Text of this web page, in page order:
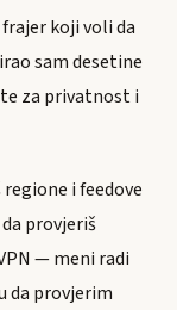
koji voli da
sam desetine
za privatnost i
i feedove
provjeriš
— meni radi
da provjerim